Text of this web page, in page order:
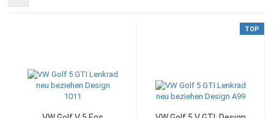
TOP